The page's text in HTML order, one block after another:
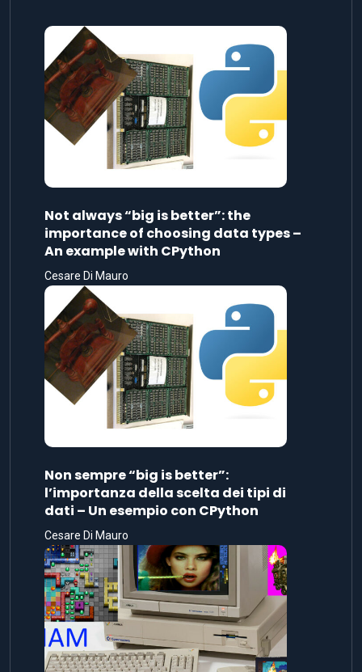
Not always “big is better”: the
importance of choosing data types –
An example with CPython
Cesare Di Mauro
Non sempre “big is better”:
l’importanza della scelta dei tipi di
dati – Un esempio con CPython
Cesare Di Mauro